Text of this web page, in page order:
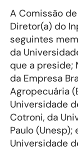
A Comissão
Diretor(a) do
seguintes
da
que a preside;
da Empresa
Agropecuária
Universidade
Cotroni, da
Paulo (Unesp);
Universidade